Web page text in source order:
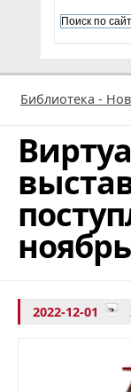
Библиотека -
ноябрь
2022-12-01